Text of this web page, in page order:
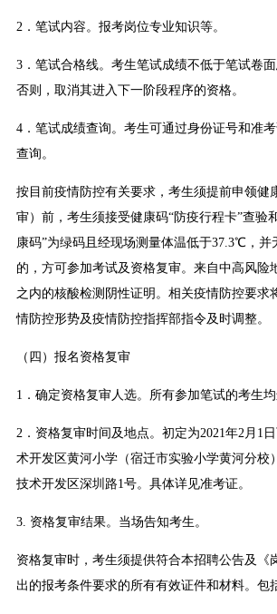
2．笔试内容。报考岗位专业知识等。
3．笔试合格线。考生笔试成绩不低于笔试卷面
否则，取消其进入下一阶段程序的资格。
4．笔试成绩查询。考生可通过身份证号和准
查询。
按目前疫情防控有关要求，考生须提前申领健
审）前，考生须接受健康码“防疫行程卡”查验
康码”为绿码且经现场测量体温低于37.3℃，并
的，方可参加考试及资格复审。来自中高风险
之内的核酸检测阴性证明。相关疫情防控要求
情防控形势及疫情防控指挥部指令及时调整。
（四）报名资格复审
1．确定资格复审人选。所有参加笔试的考生均
2．资格复审时间及地点。初定为2021年2月1
术开发区黄河小学（宿迁市实验小学黄河分校
技术开发区深圳路1号。具体详见准考证。
3. 资格复审结果。当场告知考生。
资格复审时，考生须提供符合本招聘公告及《
出的报考条件要求的所有有效证件和材料。包